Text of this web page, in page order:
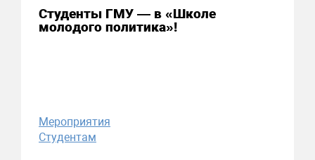
Студенты ГМУ — в «Школе
молодого политика»!
Мероприятия
Студентам